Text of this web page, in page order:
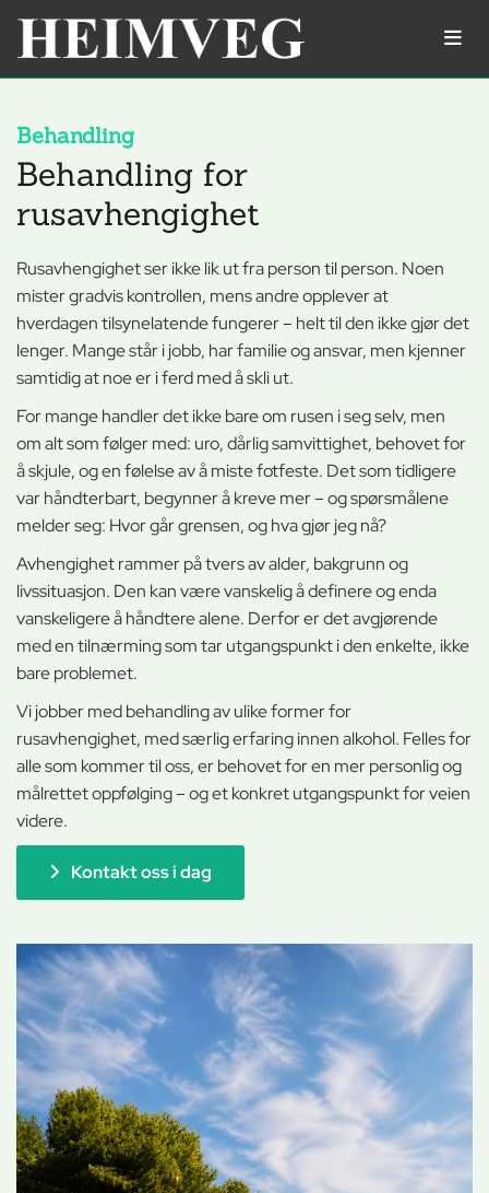
Behandling
Behandling for
rusavhengighet
Rusavhengighet ser ikke lik ut fra person til person. Noen
mister gradvis kontrollen, mens andre opplever at
hverdagen tilsynelatende fungerer – helt til den ikke gjør det
lenger. Mange står i jobb, har familie og ansvar, men kjenner
samtidig at noe er i ferd med å skli ut.
For mange handler det ikke bare om rusen i seg selv, men
om alt som følger med: uro, dårlig samvittighet, behovet for
å skjule, og en følelse av å miste fotfeste. Det som tidligere
var håndterbart, begynner å kreve mer – og spørsmålene
melder seg: Hvor går grensen, og hva gjør jeg nå?
Avhengighet rammer på tvers av alder, bakgrunn og
livssituasjon. Den kan være vanskelig å definere og enda
vanskeligere å håndtere alene. Derfor er det avgjørende
med en tilnærming som tar utgangspunkt i den enkelte, ikke
bare problemet.
Vi jobber med behandling av ulike former for
rusavhengighet, med særlig erfaring innen alkohol. Felles for
alle som kommer til oss, er behovet for en mer personlig og
målrettet oppfølging – og et konkret utgangspunkt for veien
videre.
Kontakt oss i dag